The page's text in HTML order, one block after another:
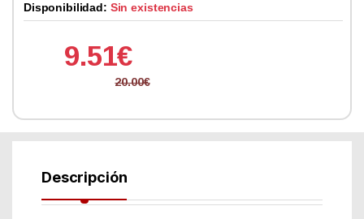
Disponibilidad: Sin existencias
9.51€
20.00€
Descripción